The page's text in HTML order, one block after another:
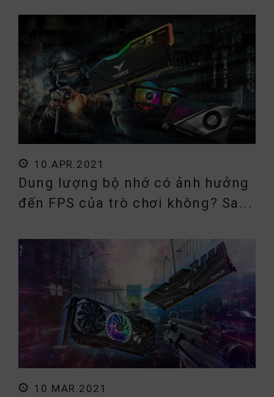
10.APR.2021
Dung lượng bộ nhớ có ảnh hưởng
đến FPS của trò chơi không? Sa...
10.MAR.2021